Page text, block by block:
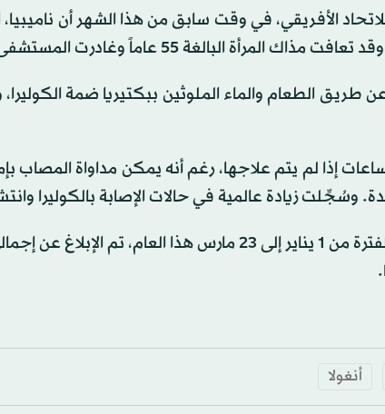
الأفريقي، في وقت سابق من هذا الشهر أن ناميبيا،
البالغة 55 عاماً وغادرت المستشفى.
الطعام والماء الملوثين ببكتيريا ضمة
إذا لم يتم علاجها، رغم أنه يمكن مداواة المصاب
وسُجِّلت زيادة عالمية في حالات الإصابة بالكوليرا
أنغولا